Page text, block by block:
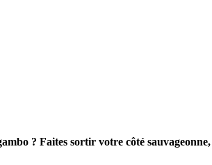
? Faites sortir votre côté